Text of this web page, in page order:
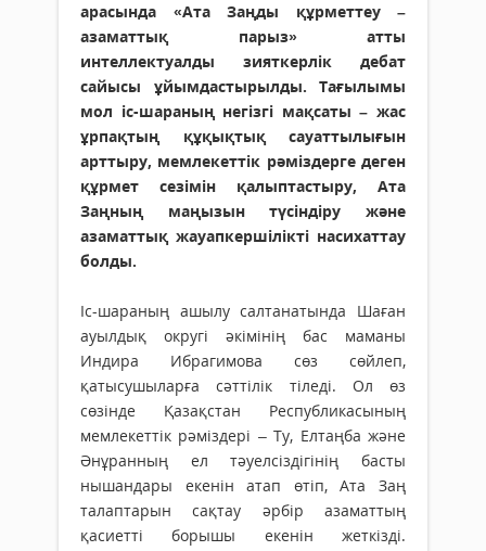
арасында «Ата Заңды құрметтеу –
азаматтық парыз» атты
интеллектуалды зияткерлік дебат
сайысы ұйымдастырылды. Тағылымы
мол іс-шараның негізгі мақсаты – жас
ұрпақтың құқықтық сауаттылығын
арттыру, мемлекеттік рәміздерге деген
құрмет сезімін қалыптастыру, Ата
Заңның маңызын түсіндіру және
азаматтық жауапкершілікті насихаттау
болды.
Іс-шараның ашылу салтанатында Шаған
ауылдық округі әкімінің бас маманы
Индира Ибрагимова сөз сөйлеп,
қатысушыларға сәттілік тіледі. Ол өз
сөзінде Қазақстан Республикасының
мемлекеттік рәміздері – Ту, Елтаңба және
Әнұранның ел тәуелсіздігінің бас­ты
нышандары екенін атап өтіп, Ата Заң
талаптарын сақтау әрбір азаматтың
қасиетті борышы екенін жеткізді.